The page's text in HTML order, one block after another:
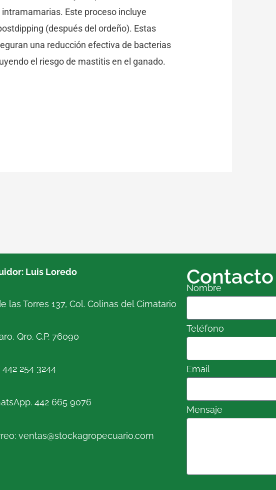
Este proceso incluye
(después del ordeño). Estas
una reducción efectiva de bacterias
el riesgo de mastitis en el ganado.
Luis Loredo
las Torres 137, Col. Colinas del Cimatario
Qro. C.P. 76090
442 254 3244
442 665 9076
ventas@stockagropecuario.com
Contacto
Nombre
Teléfono
Email
Mensaje